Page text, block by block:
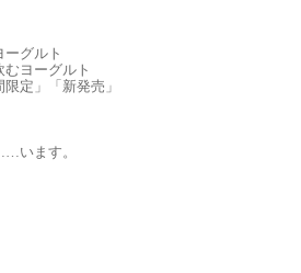
グルト
ヨーグルト
定」「新発売」
います。